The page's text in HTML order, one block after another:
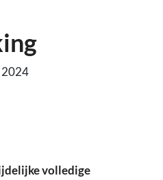
2024
volledige